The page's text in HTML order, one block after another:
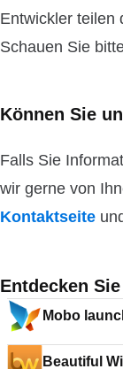
Entwickler teilen
Schauen Sie
Können Sie
Falls Sie
wir gerne von
Kontaktseite
Entdecken
Mobo
Beautiful